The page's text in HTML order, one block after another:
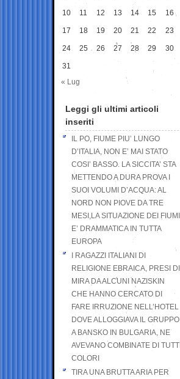
10 11 12 13 14 15 16
17 18 19 20 21 22 23
24 25 26 27 28 29 30
31
« Lug
Leggi gli ultimi articoli
inseriti
IL PO, FIUME PIU’ LUNGO
D’ITALIA, NON E’ MAI STATO
COSI’ BASSO. LA SICCITA’ STA
METTENDO A DURA PROVA I
SUOI VOLUMI D’ACQUA: AL
NORD NON PIOVE DA TRE
MESI,LA SITUAZIONE DEI FIUMI
E’ DRAMMATICA IN TUTTA
EUROPA
I RAGAZZI ITALIANI DI
RELIGIONE EBRAICA, PRESI DI
MIRA DA ALCUNI NAZISKIN
CHE HANNO CERCATO DI
FARE IRRUZIONE NELL’HOTEL
DOVE ALLOGGIAVA IL GRUPPO
A BANSKO IN BULGARIA, NE
AVEVANO COMBINATE DI TUTTI
COLORI
TIRA UNA BRUTTA ARIA PER